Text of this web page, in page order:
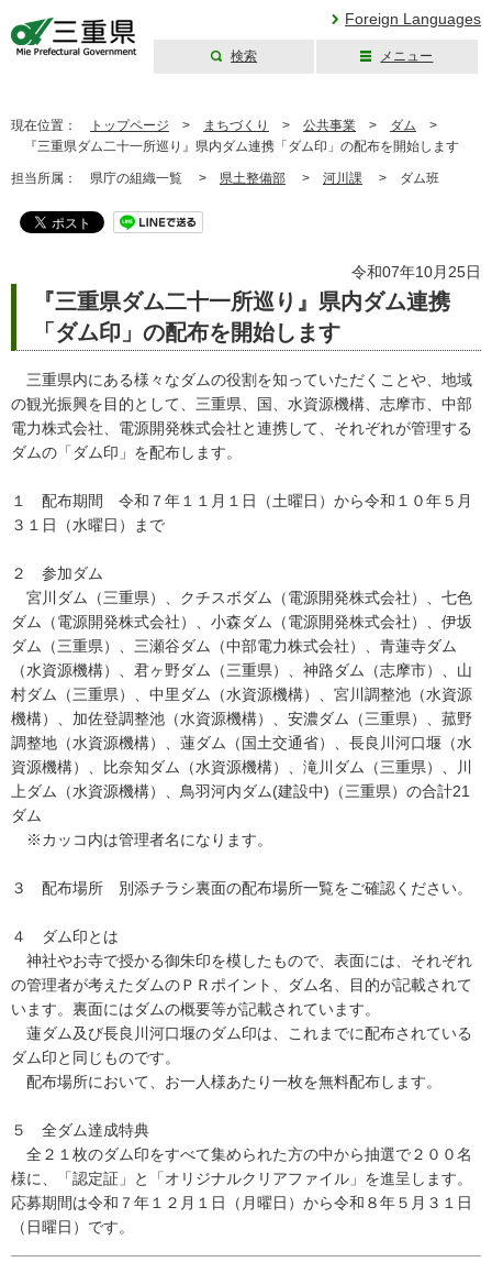
Foreign Languages
検索 メニュー
現在位置： トップページ > まちづくり > 公共事業 > ダム >
『三重県ダム二十一所巡り』県内ダム連携「ダム印」の配布を開始します
担当所属： 県庁の組織一覧 > 県土整備部 > 河川課 > ダム班
令和07年10月25日
『三重県ダム二十一所巡り』県内ダム連携
「ダム印」の配布を開始します
三重県内にある様々なダムの役割を知っていただくことや、地域
の観光振興を目的として、三重県、国、水資源機構、志摩市、中部
電力株式会社、電源開発株式会社と連携して、それぞれが管理する
ダムの「ダム印」を配布します。
１ 配布期間 令和７年１１月１日（土曜日）から令和１０年５月
３１日（水曜日）まで
２ 参加ダム
宮川ダム（三重県）、クチスボダム（電源開発株式会社）、七色
ダム（電源開発株式会社）、小森ダム（電源開発株式会社）、伊坂
ダム（三重県）、三瀬谷ダム（中部電力株式会社）、青蓮寺ダム
（水資源機構）、君ヶ野ダム（三重県）、神路ダム（志摩市）、山
村ダム（三重県）、中里ダム（水資源機構）、宮川調整池（水資源
機構）、加佐登調整池（水資源機構）、安濃ダム（三重県）、菰野
調整地（水資源機構）、蓮ダム（国土交通省）、長良川河口堰（水
資源機構）、比奈知ダム（水資源機構）、滝川ダム（三重県）、川
上ダム（水資源機構）、鳥羽河内ダム(建設中)（三重県）の合計21
ダム
※カッコ内は管理者名になります。
３ 配布場所 別添チラシ裏面の配布場所一覧をご確認ください。
４ ダム印とは
神社やお寺で授かる御朱印を模したもので、表面には、それぞれ
の管理者が考えたダムのＰＲポイント、ダム名、目的が記載されて
います。裏面にはダムの概要等が記載されています。
蓮ダム及び長良川河口堰のダム印は、これまでに配布されている
ダム印と同じものです。
配布場所において、お一人様あたり一枚を無料配布します。
５ 全ダム達成特典
全２１枚のダム印をすべて集められた方の中から抽選で２００名
様に、「認定証」と「オリジナルクリアファイル」を進呈します。
応募期間は令和７年１２月１日（月曜日）から令和８年５月３１日
（日曜日）です。